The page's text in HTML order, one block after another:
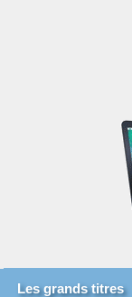
Les grands titres